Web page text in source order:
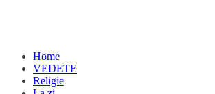
Home
VEDETE
Religie